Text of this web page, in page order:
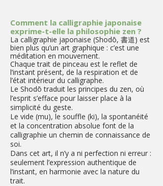
Comment la calligraphie japonaise
exprime-t-elle la philosophie zen ?
​La calligraphie japonaise (Shodō, 書道) est
bien plus qu’un art graphique : c’est une
méditation en mouvement.
Chaque trait de pinceau est le reflet de
l’instant présent, de la respiration et de
l’état intérieur du calligraphe.
Le Shodō traduit les principes du zen, où
l’esprit s’efface pour laisser place à la
simplicité du geste.
Le vide (mu), le souffle (ki), la spontanéité
et la concentration absolue font de la
calligraphie un chemin de connaissance de
soi.
Dans cet art, il n’y a ni perfection ni erreur :
seulement l’expression authentique de
l’instant, en harmonie avec la nature du
trait.